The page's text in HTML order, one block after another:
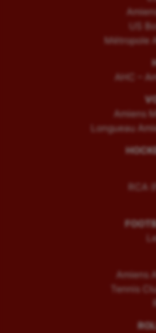
US
Métropole
AHC –
Amiens
Longueau
RCA
Amiens
Tennis